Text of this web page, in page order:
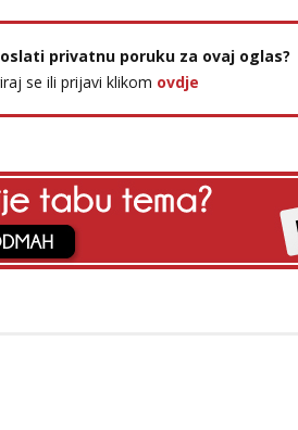
privatnu poruku za ovaj oglas?
se ili prijavi klikom ovdje